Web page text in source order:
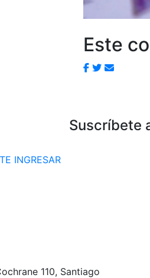
Este
Suscríbete
INGRESAR
110, Santiago